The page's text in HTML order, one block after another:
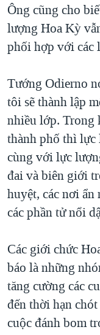
Ông cũng cho
lượng Hoa Kỳ
phối hợp với các
Tướng Odierno
tôi sẽ thành lập
nhiều lớp. Trong
thành phố thì lực
cùng với lực
đai và biên giới
huyệt, các nơi ẩn
các phần tử nổi
Các giới chức
báo là những
tăng cường các
đến thời hạn
cuộc đánh bom